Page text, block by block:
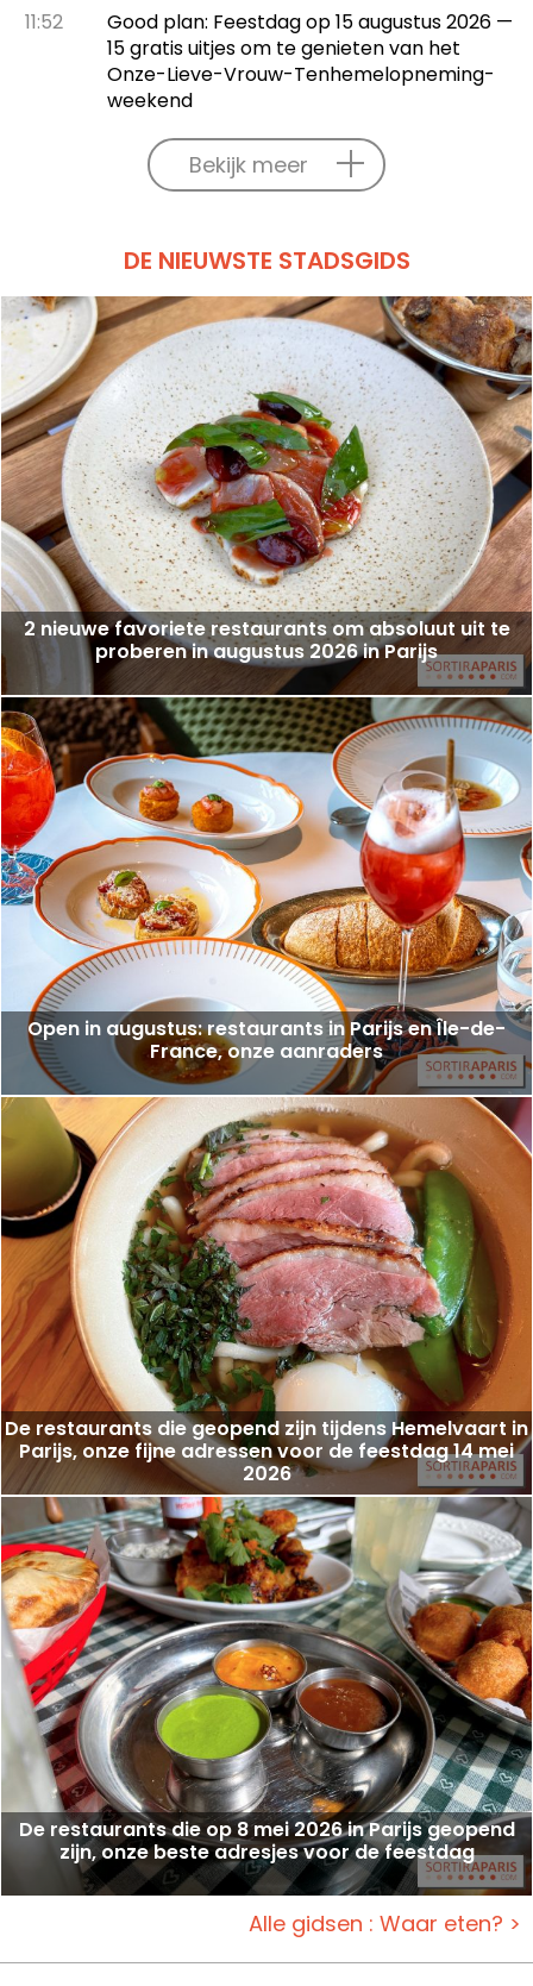
11:52
Good plan: Feestdag op 15 augustus 2026 —
15 gratis uitjes om te genieten van het
Onze-Lieve-Vrouw-Tenhemelopneming-
weekend
Bekijk meer
DE NIEUWSTE STADSGIDS
2 nieuwe favoriete restaurants om absoluut uit te
proberen in augustus 2026 in Parijs
Open in augustus: restaurants in Parijs en Île-de-
France, onze aanraders
De restaurants die geopend zijn tijdens Hemelvaart in
Parijs, onze fijne adressen voor de feestdag 14 mei
2026
De restaurants die op 8 mei 2026 in Parijs geopend
zijn, onze beste adresjes voor de feestdag
Alle gidsen : Waar eten? >